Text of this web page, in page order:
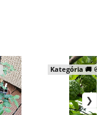
Kategória 🚚 ④